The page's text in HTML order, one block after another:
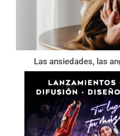
Las ansiedades, las